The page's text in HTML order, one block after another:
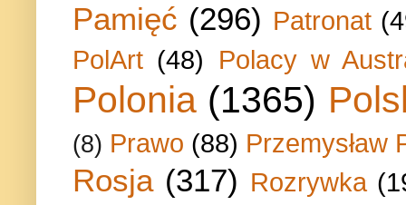
Pamięć (296) Patronat
PolArt (48) Polacy w
Polonia (1365)
(8) Prawo (88) Przemysław
Rosja (317) Rozrywka